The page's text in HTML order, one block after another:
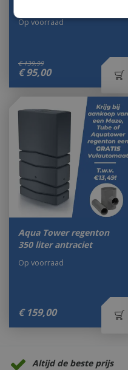
€ 139,99
€ 95,00
Op voorraad
Aqua Tower regenton
350 liter antraciet
€ 159,00
Op voorraad
Altijd de beste prijs